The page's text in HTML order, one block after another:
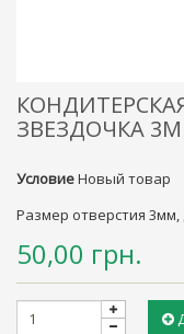
ЗВЕЗДОЧКА
УсловиеНовый товар
Размер отверстия
50,00 грн.